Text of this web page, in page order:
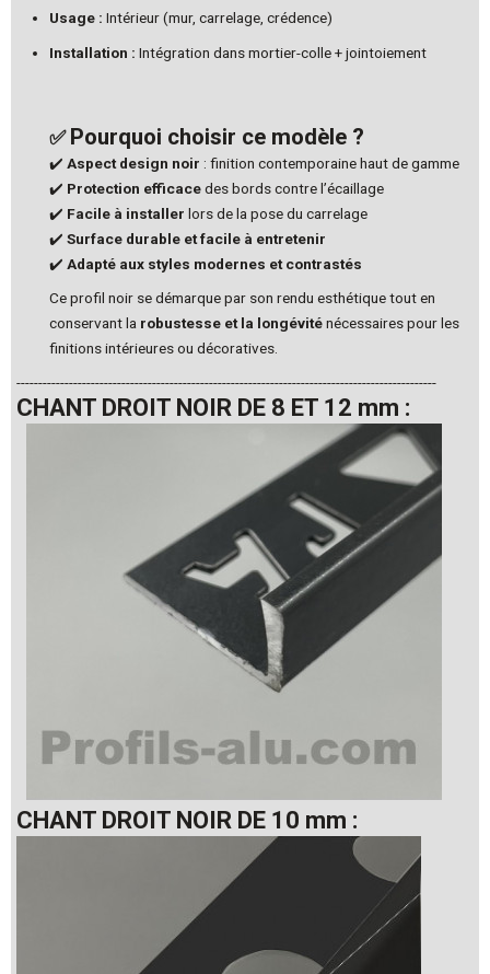
Usage : Intérieur (mur, carrelage, crédence)
Installation : Intégration dans mortier-colle + jointoiement
✅ Pourquoi choisir ce modèle ?
✔️ Aspect design noir : finition contemporaine haut de gamme
✔️ Protection efficacedes bords contre l’écaillage
✔️ Facile à installer lors de la pose du carrelage
✔️ Surface durable et facile à entretenir
✔️ Adapté aux styles modernes et contrastés
Ce profil noir se démarque par son rendu esthétique tout en
conservant la robustesse et la longéviténécessaires pour les
finitions intérieures ou décoratives.
------------------------------------------------------------------------------------------------
CHANT DROIT NOIR DE 8 ET 12 mm :
CHANT DROIT NOIR DE 10 mm :